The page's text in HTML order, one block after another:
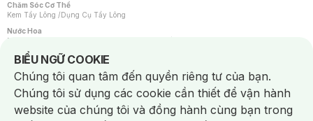
Chăm Sóc Cơ Thể
Kem Tẩy Lông /Dụng Cụ Tẩy Lông
Nước Hoa
Nước Hoa Nữ
Chăm Sóc Cá Nhân
Chống Muỗi /Khẩu Trang /Máy Massage/Mặt Nạ Xông Hơi /Nước Rửa Tay/
Sản Phẩm Chăm Sóc Khác /Bàn Chải Đánh Răng /Bàn Chải Điện/
Hỗ Trợ Trắng Răng/Kem Đánh Răng /Máy Tăm Nước/ Nước Súc Miệng/
Tăm / Chỉ Nha Khoa/ Xịt Thơm Miệng / Dung Dịch Vệ Sinh/Dưỡng Vùng Kín/
Khăn Ướt Vệ Sinh Vùng Kín/Băng Vệ Sinh/Tampon/Bọt Cạo Râu /Dao Cạo Râu/
Máy Cạo Râu
BIỂU NGỮ COOKIE
Notice about cookies usage
Chúng tôi quan tâm đến quyền riêng tư của bạn.
Chúng tôi sử dụng các cookie cần thiết để vận hành
website của chúng tôi và đồng hành cùng bạn trong